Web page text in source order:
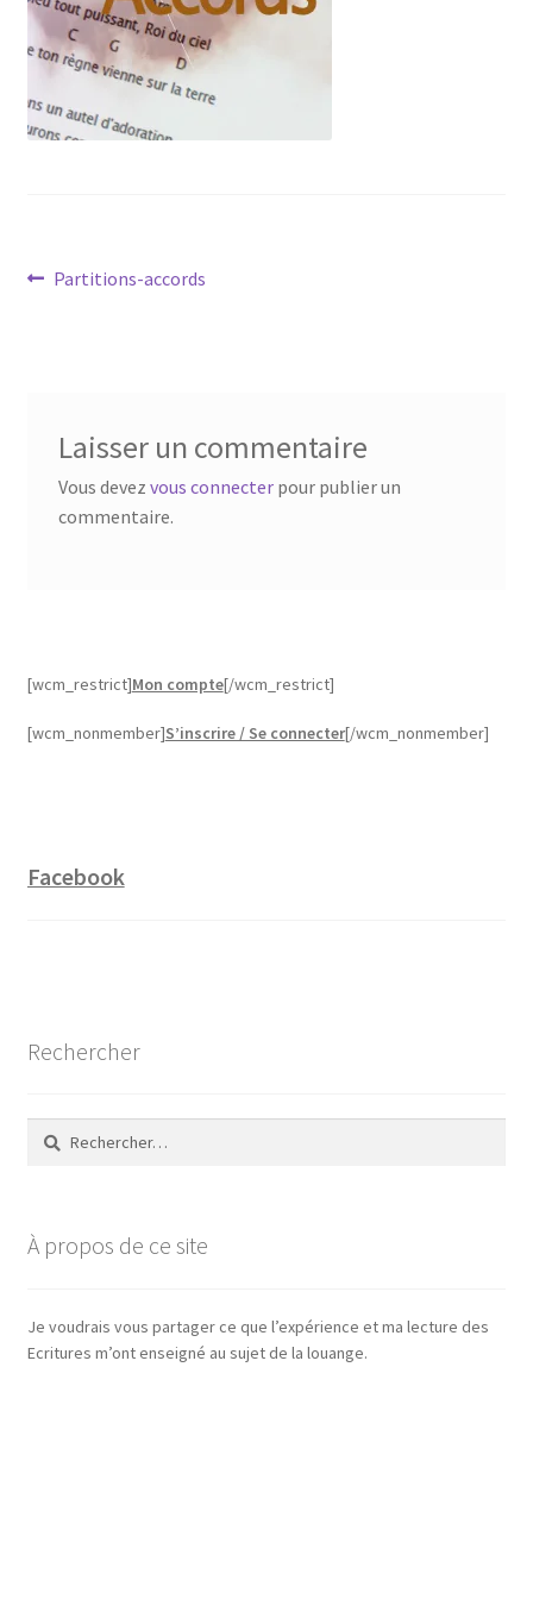
Navigation
Article
Partitions-accords
Laisser un commentaire
Vous devez vous connecterpour publier un
commentaire.
[wcm_restrict]Mon compte[/wcm_restrict]
[wcm_nonmember]S’inscrire / Se connecter[/wcm_nonmember]
Facebook
Rechercher
Rechercher :
À propos de ce site
Je voudrais vous partager ce que l’expérience et ma lecture des
Ecritures m’ont enseigné au sujet de la louange.